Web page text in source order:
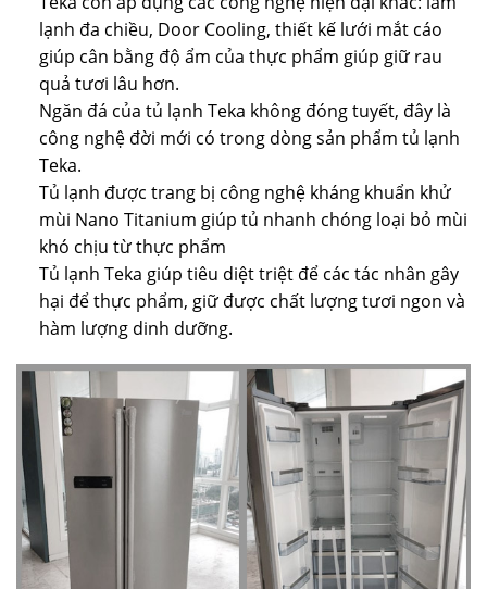
lạnh đa chiều, Door Cooling, thiết kế lưới mắt cáo
giúp cân bằng độ ẩm của thực phẩm giúp giữ rau
quả tươi lâu hơn.
Ngăn đá của tủ lạnh Teka không đóng tuyết, đây là
công nghệ đời mới có trong dòng sản phẩm tủ lạnh
Teka.
Tủ lạnh được trang bị công nghệ kháng khuẩn khử
mùi Nano Titanium giúp tủ nhanh chóng loại bỏ mùi
khó chịu từ thực phẩm
Tủ lạnh Teka giúp tiêu diệt triệt để các tác nhân gây
hại để thực phẩm, giữ được chất lượng tươi ngon và
hàm lượng dinh dưỡng.